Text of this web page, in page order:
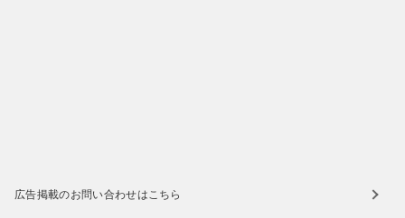
広告掲載のお問い合わせはこちら